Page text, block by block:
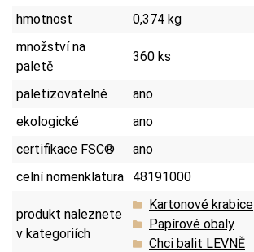
hmotnost
0,374 kg
množství na
paletě
360 ks
paletizovatelné
ano
ekologické
ano
certifikace FSC®
ano
celní nomenklatura
48191000
produkt naleznete
v kategoriích
Kartonové krabice
Papírové obaly
Chci balit LEVNĚ